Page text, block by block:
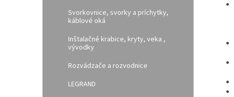
Svorkovnice, svorky a príchytky,
káblové oká
Inštalačné krabice, kryty, veka ,
vývodky
Rozvádzače a rozvodnice
LEGRAND